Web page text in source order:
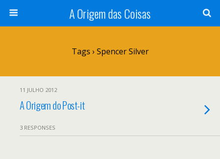
A Origem das Coisas
Tags › Spencer Silver
11 JULHO 2012
A Origem do Post-it
3 RESPONSES